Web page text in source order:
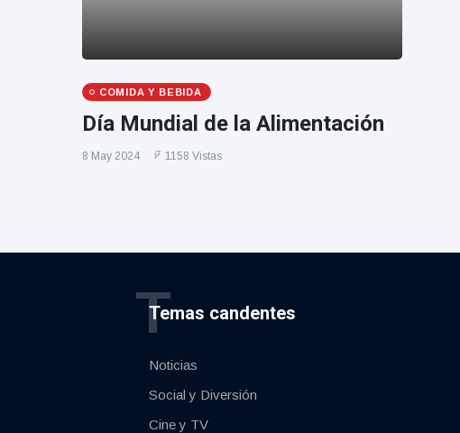
COMIDA Y BEBIDA
Día Mundial de la Alimentación
8 May 2024 1158 Vistas
Temas candentes
T
Noticias
Social y Diversión
Cine y TV